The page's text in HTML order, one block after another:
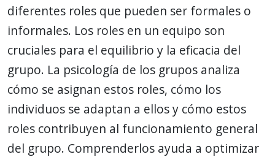
diferentes roles que pueden ser formales o
informales. Los roles en un equipo son
cruciales para el equilibrio y la eficacia del
grupo. La psicología de los grupos analiza
cómo se asignan estos roles, cómo los
individuos se adaptan a ellos y cómo estos
roles contribuyen al funcionamiento general
del grupo. Comprenderlos ayuda a optimizar